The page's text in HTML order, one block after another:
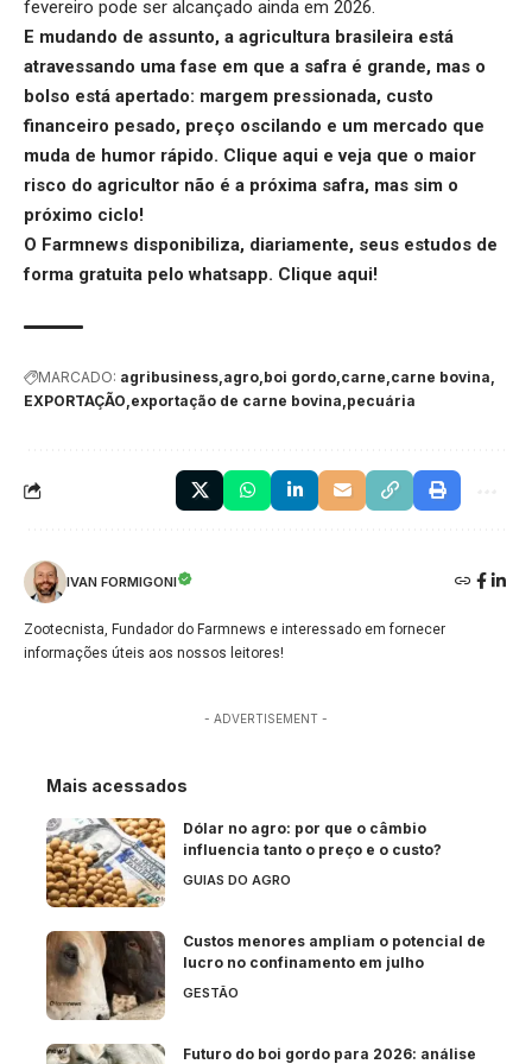
fevereiro pode ser alcançado ainda em 2026.
E mudando de assunto, a agricultura brasileira está
atravessando uma fase em que a safra é grande, mas o
bolso está apertado: margem pressionada, custo
financeiro pesado, preço oscilando e um mercado que
muda de humor rápido. Clique aqui e veja que o maior
risco do agricultor não é a próxima safra, mas sim o
próximo ciclo!
O Farmnews disponibiliza, diariamente, seus estudos de
forma gratuita pelo whatsapp. Clique aqui!
MARCADO: agribusiness agro boi gordo carne carne bovina
EXPORTAÇÃO exportação de carne bovina pecuária
IVAN FORMIGONI
Zootecnista, Fundador do Farmnews e interessado em fornecer
informações úteis aos nossos leitores!
- ADVERTISEMENT -
Mais acessados
Dólar no agro: por que o câmbio
influencia tanto o preço e o custo?
GUIAS DO AGRO
Custos menores ampliam o potencial de
lucro no confinamento em julho
GESTÃO
Futuro do boi gordo para 2026: análise